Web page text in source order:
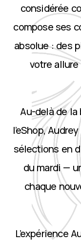
considérée
compose ses
absolue : des
votre
Au-delà de
l’eShop,
sélections en
du mardi —
chaque
L’expérience